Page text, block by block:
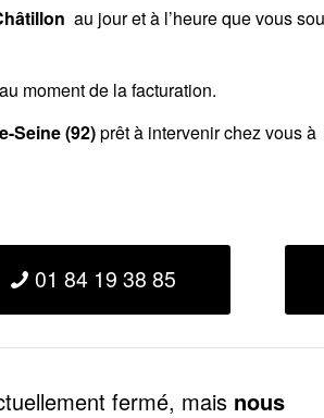
au jour et à l’heure que vous
moment de la facturation.
Seine(92)prêt à intervenir chez vous à
01 84 19 38 85
fermé, mais nous